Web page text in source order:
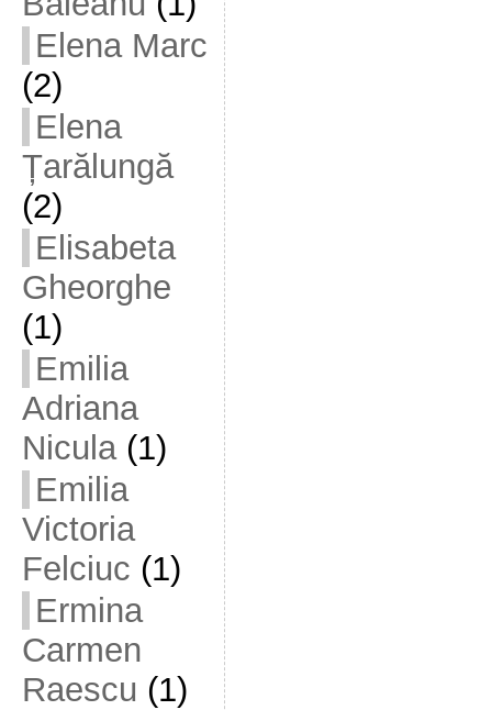
Elena Marc
(2)
Elena
Țarălungă
(2)
Elisabeta
Gheorghe
(1)
Emilia
Adriana
Nicula(1)
Emilia
Victoria
Felciuc (1)
Ermina
Carmen
Raescu (1)